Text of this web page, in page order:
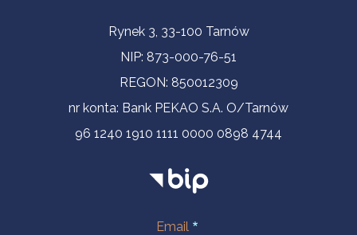
Informacje kontaktoweRynek 3, 33-100 Tarnów
NIP: 873-000-76-51
REGON: 850012309
nr konta: Bank PEKAO S.A. O/Tarnów
96 1240 1910 1111 0000 0898 4744
Email